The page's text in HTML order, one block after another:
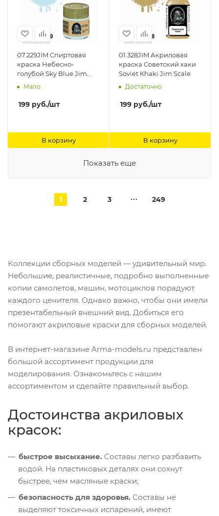
07.229JIM Спиртовая
краска Небесно-
голубой Sky Blue Jim
Scale
Мало
199 руб./шт
В корзину
01.328JIM Акриловая
краска Советский хаки
Soviet Khaki Jim Scale
Достаточно
199 руб./шт
В корзину
Показать еще
1 2 3 249
Коллекции сборных моделей — удивительный мир.
Небольшие, реалистичные, подробно выполненные
копии самолетов, машин, мотоциклов порадуют
каждого ценителя. Однако важно, чтобы они имели
презентабельный внешний вид. Добиться его
помогают акриловые краски для сборных моделей.
В интернет-магазине Arma-models.ru представлен
большой ассортимент продукции для
моделирования. Ознакомьтесь с нашим
ассортиментом и сделайте правильный выбор.
Достоинства акриловых
красок:
быстрое высыхание. Составы легко разбавить
водой. На пластиковых деталях они сохнут
быстрее, чем масляные краски;
безопасность для здоровья. Составы не
выделяют токсичных испарений, имеют